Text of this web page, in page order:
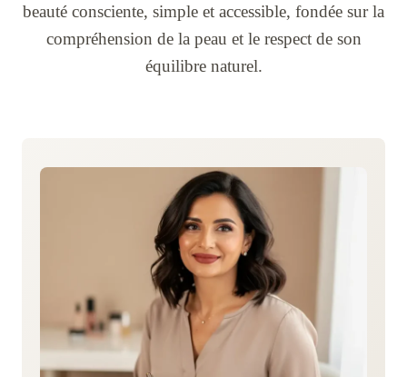
beauté consciente, simple et accessible, fondée sur la
compréhension de la peau et le respect de son
équilibre naturel.